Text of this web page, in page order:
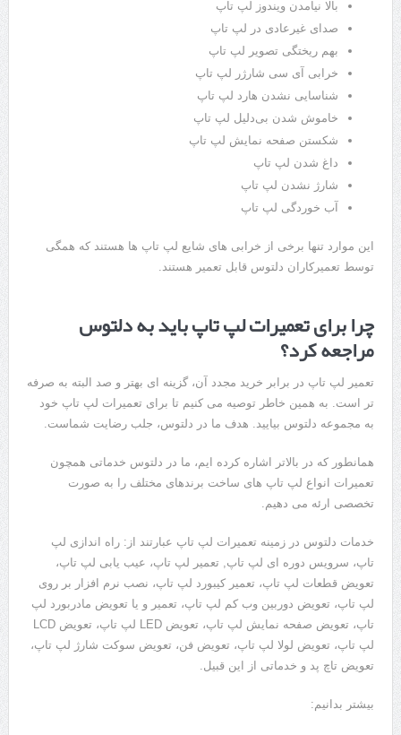
بالا نیامدن ویندوز لپ تاپ
صدای غیرعادی در لپ تاپ
بهم ریختگی تصویر لپ تاپ
خرابی آی سی شارژر لپ تاپ
شناسایی نشدن هارد لپ تاپ
خاموش شدن بی‌دلیل لپ تاپ
شکستن صفحه نمایش لپ تاپ
داغ شدن لپ تاپ
شارژ نشدن لپ تاپ
آب خوردگی لپ تاپ
این موارد تنها برخی از خرابی های شایع لپ تاپ ها هستند که همگی
توسط تعمیرکاران دلتوس قابل تعمیر هستند.
چرا برای تعمیرات لپ تاپ باید به دلتوس
مراجعه کرد؟
تعمیر لپ تاپ در برابر خرید مجدد آن، گزینه ای بهتر و صد البته به صرفه
تر است. به همین خاطر توصیه می کنیم تا برای تعمیرات لپ تاپ خود
به مجموعه دلتوس بیایید. هدف ما در دلتوس، جلب رضایت شماست.
همانطور که در بالاتر اشاره کرده ایم، ما در دلتوس خدماتی همچون
تعمیرات انواع لپ تاپ های ساخت برندهای مختلف را به صورت
تخصصی ارئه می دهیم.
خدمات دلتوس در زمینه تعمیرات لپ تاپ عبارتند از: راه اندازی لپ
تاپ، سرویس دوره ای لپ تاپ, تعمیر لپ تاپ، عیب یابی لپ تاپ،
تعویض قطعات لپ تاپ، تعمیر کیبورد لپ تاپ، نصب نرم افزار بر روی
لپ تاپ، تعویض دوربین وب کم لپ تاپ، تعمیر و یا تعویض مادربورد لپ
تاپ، تعویض صفحه نمایش لپ تاپ، تعویض LED لپ تاپ، تعویض LCD
لپ تاپ، تعویض لولا لپ تاپ، تعویض فن، تعویض سوکت شارژ لپ تاپ،
تعویض تاچ پد و خدماتی از این قبیل.
بیشتر بدانیم: